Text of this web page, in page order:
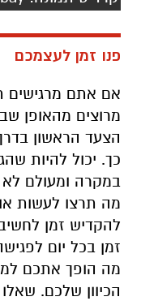
פנו זמן לעצמכם
אם אתם מרגישים
מרוצים מהאופן
הצעד הראשון
כך. יכול להיות
במקרה ומעולם
מה תרצו לעשות
להקדיש זמן
זמן בכל יום
מה הופך אתכם
הכיוון שלכם.